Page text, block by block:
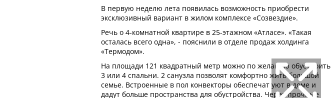
В первую неделю лета появилась возможность приобрести
эксклюзивный вариант в жилом комплексе «Созвездие».
Речь о 4-комнатной квартире в 25-этажном «Атласе». «Такая
осталась всего одна», - пояснили в отделе продаж холдинга
«Термодом».
На площади 121 квадратный метр можно по желанию обустроить
3 или 4 спальни. 2 санузла позволят комфортно жить большой
семье. Встроенные в пол конвекторы обеспечат уют в доме и
дадут больше пространства для обустройства. Через прочные